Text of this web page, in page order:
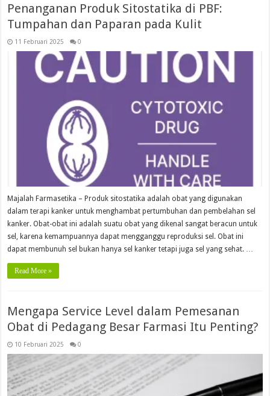
Penanganan Produk Sitostatika di PBF:
Tumpahan dan Paparan pada Kulit
11 Februari 2025 0
Majalah Farmasetika – Produk sitostatika adalah obat yang digunakan
dalam terapi kanker untuk menghambat pertumbuhan dan pembelahan sel
kanker. Obat-obat ini adalah suatu obat yang dikenal sangat beracun untuk
sel, karena kemampuannya dapat mengganggu reproduksi sel. Obat ini
dapat membunuh sel bukan hanya sel kanker tetapi juga sel yang sehat. …
Read More »
Mengapa Service Level dalam Pemesanan
Obat di Pedagang Besar Farmasi Itu Penting?
10 Februari 2025 0